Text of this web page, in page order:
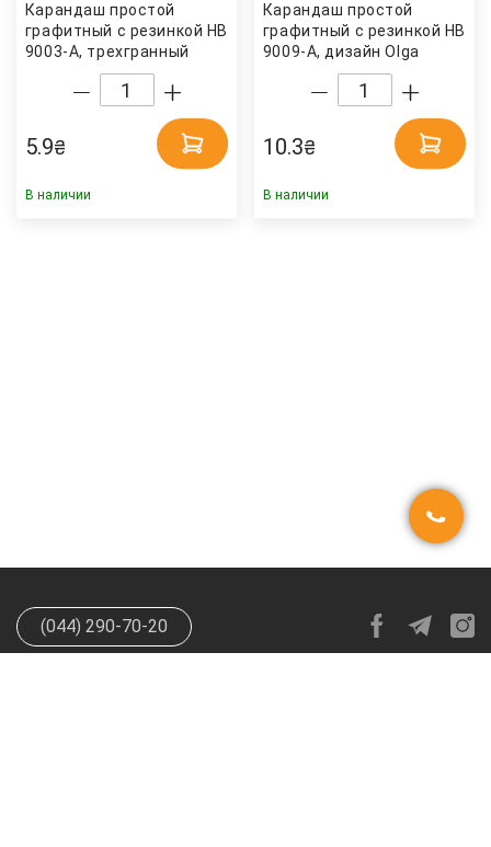
Карандаш простой
графитный с резинкой HB
9003-A, трехгранный
5.9₴
В наличии
Карандаш простой
графитный с резинкой HB
9009-A, дизайн Olga
Selyshcheva, коллекция
Spring, бирюз. Axent
10.3₴
В наличии
(044) 290-70-20